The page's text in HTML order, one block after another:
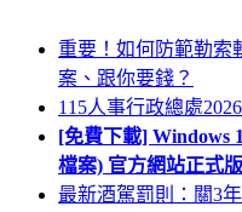
重要！如何防範勒索
案、跟你要錢？
115人事行政總處
[免費下載] Windows
檔案) 官方網站正式
最新酒駕罰則：關3